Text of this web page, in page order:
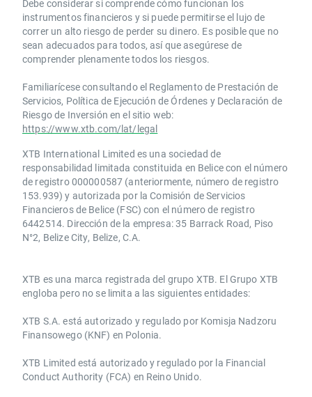
Debe considerar si comprende cómo funcionan los
instrumentos financieros y si puede permitirse el lujo de
correr un alto riesgo de perder su dinero. Es posible que no
sean adecuados para todos, así que asegúrese de
comprender plenamente todos los riesgos.
Familiarícese consultando el Reglamento de Prestación de
Servicios, Política de Ejecución de Órdenes y Declaración de
Riesgo de Inversión en el sitio web:
https://www.xtb.com/lat/legal
XTB International Limited es una sociedad de
responsabilidad limitada constituida en Belice con el número
de registro 000000587 (anteriormente, número de registro
153.939) y autorizada por la Comisión de Servicios
Financieros de Belice (FSC) con el número de registro
6442514. Dirección de la empresa: 35 Barrack Road, Piso
N°2, Belize City, Belize, C.A.
​​XTB es una marca registrada del grupo XTB. El Grupo XTB
engloba pero no se limita a las siguientes entidades:
XTB S.A.​ está autorizado y regulado por Komisja Nadzoru
Finansowego (KNF) ​en Polonia.
XTB Limited ​está autorizado y regulado por la ​Financial
Conduct Authority ​(FCA) en ​​Reino Unido.